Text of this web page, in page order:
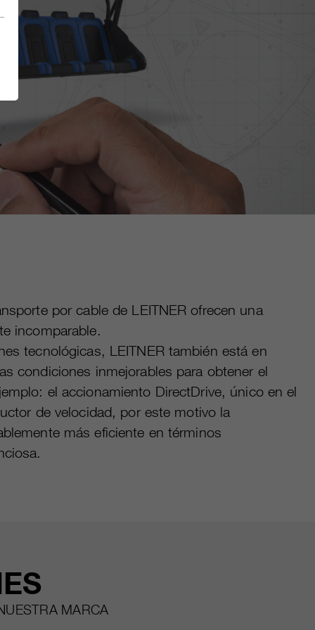
por cable de LEITNER ofrecen una
incomparable.
tecnológicas, LEITNER también está en
condiciones inmejorables para obtener el
el accionamiento DirectDrive, único en el
de velocidad, por este motivo la
más eficiente en términos
MARCA